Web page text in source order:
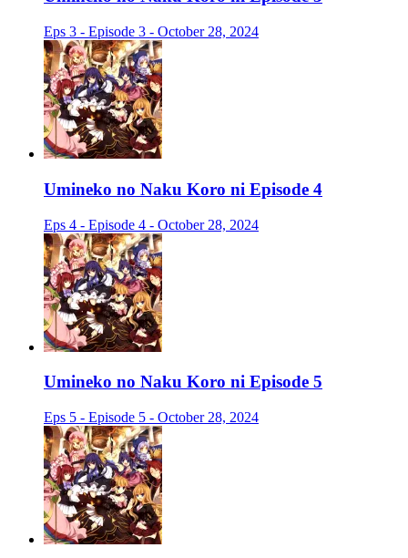
Eps 3 - Episode 3 - October 28, 2024
Umineko no Naku Koro ni Episode 4
Eps 4 - Episode 4 - October 28, 2024
Umineko no Naku Koro ni Episode 5
Eps 5 - Episode 5 - October 28, 2024